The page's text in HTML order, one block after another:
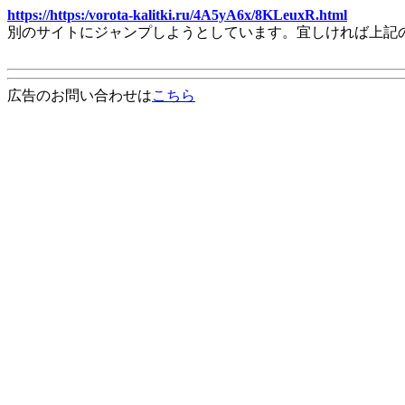
https://https:/vorota-kalitki.ru/4A5yA6x/8KLeuxR.html
別のサイトにジャンプしようとしています。宜しければ上
広告のお問い合わせはこちら